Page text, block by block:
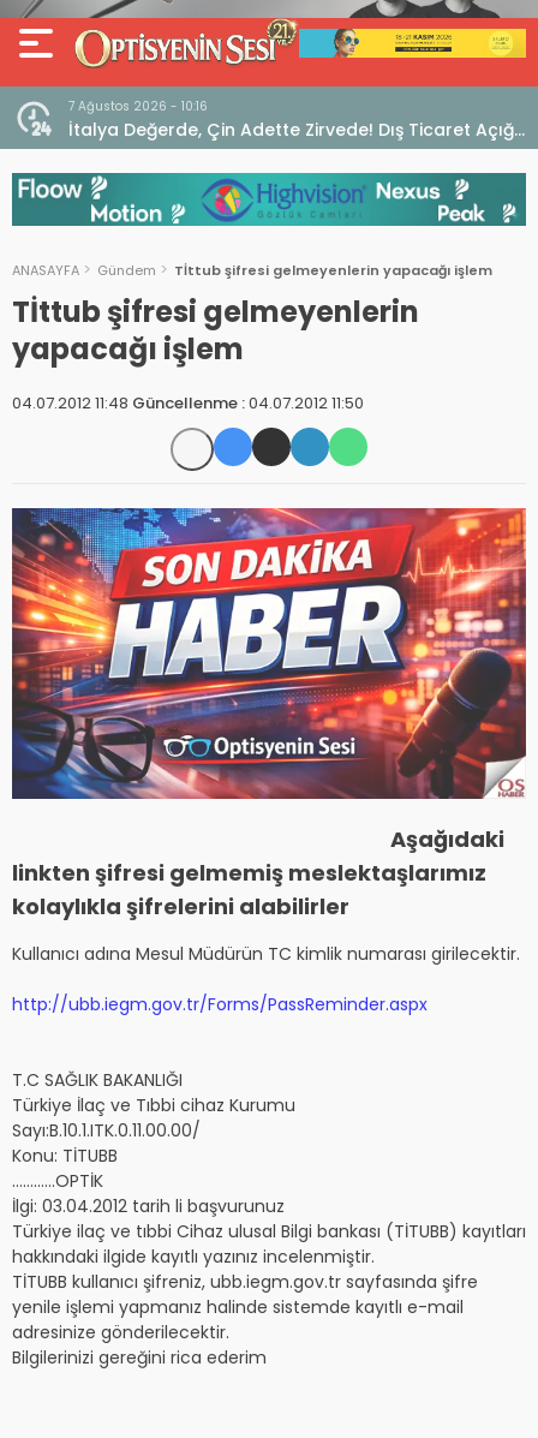
7 Ağustos 2026 - 10:16
İtalya Değerde, Çin Adette Zirvede! Dış Ticaret Açığı
Devam Ediyor
ANASAYFA Gündem Tİttub şifresi gelmeyenlerin yapacağı işlem
Tİttub şifresi gelmeyenlerin
yapacağı işlem
04.07.2012 11:48 Güncellenme :04.07.2012 11:50
Aşağıdaki
linkten şifresi gelmemiş meslektaşlarımız
kolaylıkla şifrelerini alabilirler
Kullanıcı adına Mesul Müdürün TC kimlik numarası girilecektir.
http://ubb.iegm.gov.tr/Forms/PassReminder.aspx
T.C SAĞLIK BAKANLIĞI
Türkiye İlaç ve Tıbbi cihaz Kurumu
Sayı:B.10.1.ITK.0.11.00.00/
Konu: TİTUBB
…………OPTİK
İlgi: 03.04.2012 tarih li başvurunuz
Türkiye ilaç ve tıbbi Cihaz ulusal Bilgi bankası (TİTUBB) kayıtları
hakkındaki ilgide kayıtlı yazınız incelenmiştir.
TİTUBB kullanıcı şifreniz, ubb.iegm.gov.tr sayfasında şifre
yenile işlemi yapmanız halinde sistemde kayıtlı e-mail
adresinize gönderilecektir.
Bilgilerinizi gereğini rica ederim